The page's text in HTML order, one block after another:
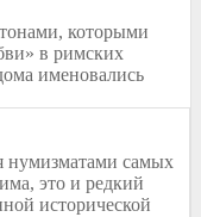
которыми
в римских
именовались
нумизматами самых
это и редкий
исторической